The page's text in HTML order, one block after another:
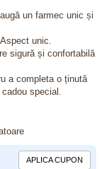
un farmec unic și
Aspect unic.
sigură și confortabilă
a completa o ținută
special.
APLICA CUPON